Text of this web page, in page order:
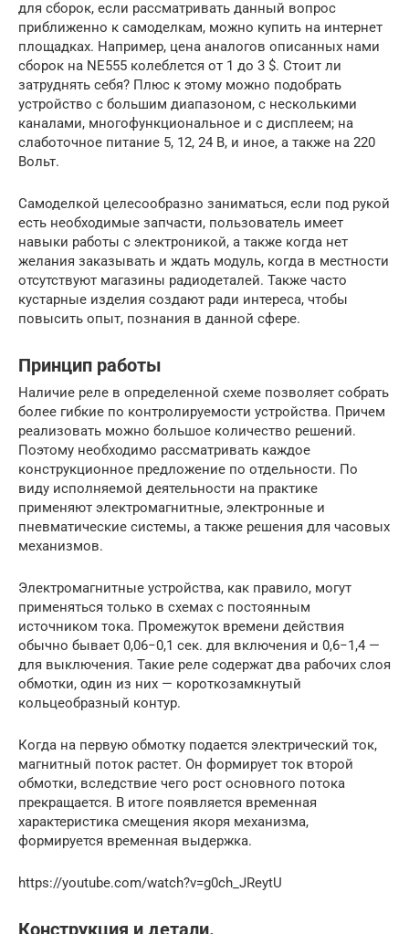
для сборок, если рассматривать данный вопрос
приближенно к самоделкам, можно купить на интернет
площадках. Например, цена аналогов описанных нами
сборок на NE555 колеблется от 1 до 3 $. Стоит ли
затруднять себя? Плюс к этому можно подобрать
устройство с большим диапазоном, с несколькими
каналами, многофункциональное и с дисплеем; на
слаботочное питание 5, 12, 24 В, и иное, а также на 220
Вольт.
Самоделкой целесообразно заниматься, если под рукой
есть необходимые запчасти, пользователь имеет
навыки работы с электроникой, а также когда нет
желания заказывать и ждать модуль, когда в местности
отсутствуют магазины радиодеталей. Также часто
кустарные изделия создают ради интереса, чтобы
повысить опыт, познания в данной сфере.
Принцип работы
Наличие реле в определенной схеме позволяет собрать
более гибкие по контролируемости устройства. Причем
реализовать можно большое количество решений.
Поэтому необходимо рассматривать каждое
конструкционное предложение по отдельности. По
виду исполняемой деятельности на практике
применяют электромагнитные, электронные и
пневматические системы, а также решения для часовых
механизмов.
Электромагнитные устройства, как правило, могут
применяться только в схемах с постоянным
источником тока. Промежуток времени действия
обычно бывает 0,06−0,1 сек. для включения и 0,6−1,4 —
для выключения. Такие реле содержат два рабочих слоя
обмотки, один из них — короткозамкнутый
кольцеобразный контур.
Когда на первую обмотку подается электрический ток,
магнитный поток растет. Он формирует ток второй
обмотки, вследствие чего рост основного потока
прекращается. В итоге появляется временная
характеристика смещения якоря механизма,
формируется временная выдержка.
https://youtube.com/watch?v=g0ch_JReytU
Конструкция и детали.